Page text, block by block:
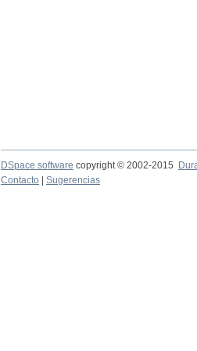
DSpace software copyright © 2002-2015
Contacto
Sugerencias